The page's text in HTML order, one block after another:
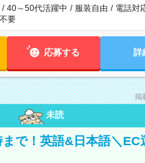
/ 40～50代活躍中 / 服装自由 / 電話対
要
応募する 詳
掲
未読
で！英語&日本語＼EC